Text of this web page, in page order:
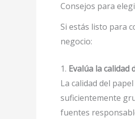
Consejos para
Si estás listo para
negocio:
1. Evalúa la calidad
La calidad del
suficientemente
fuentes